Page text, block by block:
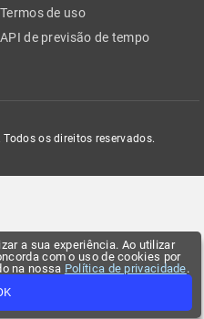
a sua experiência. Ao utilizar
com o uso de cookies por
na nossa Política de privacidade.
Termos de uso
API de previsão de tempo
os direitos reservados.